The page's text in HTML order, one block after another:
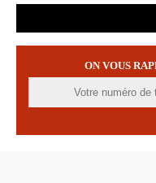
ON VOUS